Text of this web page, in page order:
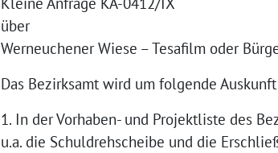
über
Werneuchener Wiese – Tesafilm oder
Das Bezirksamt wird um folgende
1. In der Vorhaben- und Projektliste des
u.a. die Schuldrehscheibe und die